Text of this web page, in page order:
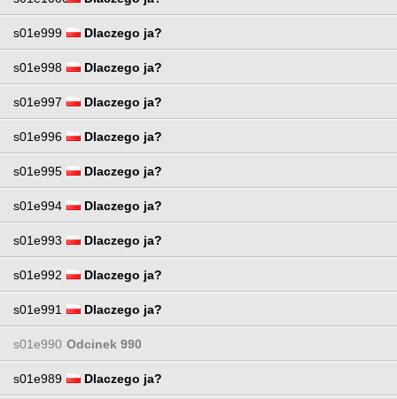
s01e999 Dlaczego ja?
s01e998 Dlaczego ja?
s01e997 Dlaczego ja?
s01e996 Dlaczego ja?
s01e995 Dlaczego ja?
s01e994 Dlaczego ja?
s01e993 Dlaczego ja?
s01e992 Dlaczego ja?
s01e991 Dlaczego ja?
s01e990 Odcinek 990
s01e989 Dlaczego ja?